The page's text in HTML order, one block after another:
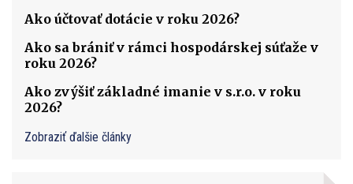
Ako účtovať dotácie v roku 2026?
Ako sa brániť v rámci hospodárskej súťaže v
roku 2026?
Ako zvýšiť základné imanie v s.r.o. v roku
2026?
Zobraziť ďalšie články